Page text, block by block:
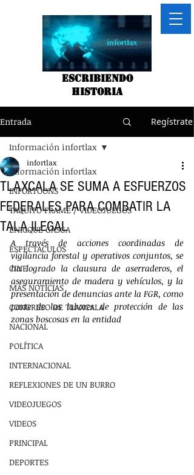
Escribiendo
historia
Entrada Regístrate
Información infortlax
INFORTOONS
TAQUITO FRAME / VIDEOJUEGOS
ENRIQUE GASGA
ESPECTACULOS
CINE
MÁS NOTÍCIAS
CONGRESO DE TLAXCALA
NACIONAL
POLÍTICA
INTERNACIONAL
REFLEXIONES DE UN BURRO
VIDEOJUEGOS
VIDEOS
PRINCIPAL
DEPORTES
Información infortlax
TLAXCALA SE SUMA A ESFUERZOS
FEDERALES PARA COMBATIR LA
TALA ILEGAL
infortlax
A través de acciones coordinadas de
vigilancia forestal y operativos conjuntos, se
ha logrado la clausura de aserraderos, el
aseguramiento de madera y vehículos, y la
presentación de denuncias ante la FGR, como
parte de las labores de protección de las
zonas boscosas en la entidad